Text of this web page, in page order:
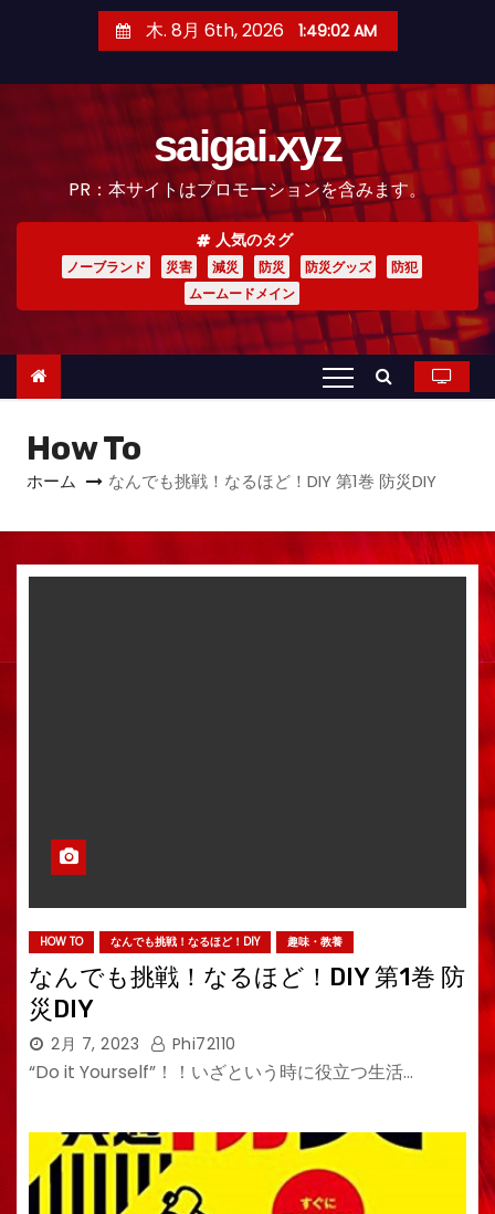
木. 8月 6th, 2026 1:49:04 AM
saigai.xyz
PR：本サイトはプロモーションを含みます。
人気のタグ
ノーブランド 災害 減災 防災 防災グッズ
防犯
ムームードメイン
How To
ホーム なんでも挑戦！なるほど！DIY 第1巻 防災DIY
HOW TO なんでも挑戦！なるほど！DIY 趣味・教養
なんでも挑戦！なるほど！DIY 第1巻 防
災DIY
2月 7, 2023 Phi72110
“Do it Yourself”！！いざという時に役立つ生活…